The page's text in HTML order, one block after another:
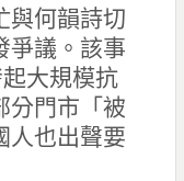
與何韻詩切
爭議。該事
大規模抗
分門市「被
人也出聲要